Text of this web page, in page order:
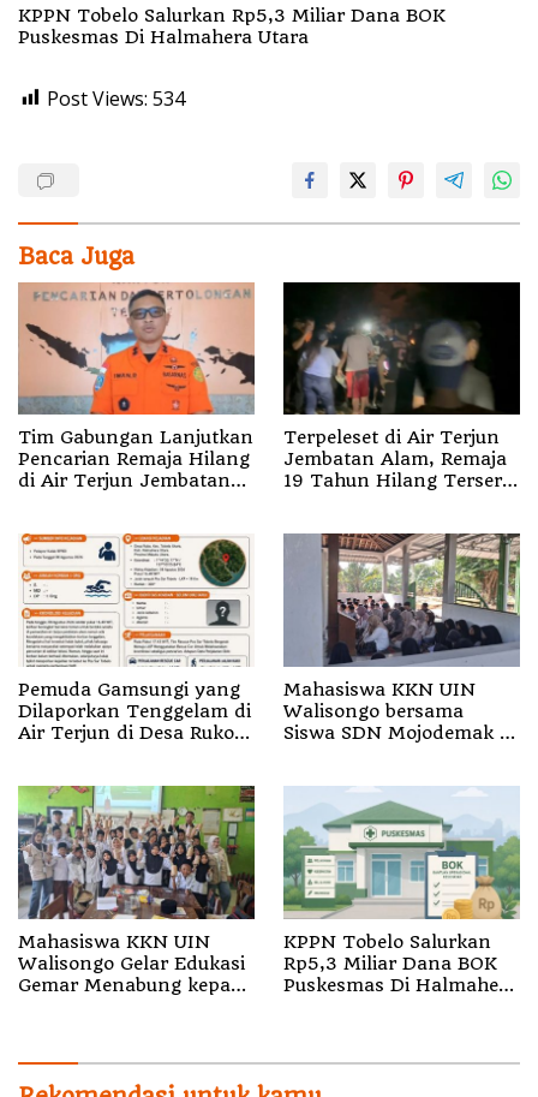
KPPN Tobelo Salurkan Rp5,3 Miliar Dana BOK
Puskesmas Di Halmahera Utara
Post Views: 534
Baca Juga
Tim Gabungan Lanjutkan
Pencarian Remaja Hilang
di Air Terjun Jembatan
Terpeleset di Air Terjun
Jembatan Alam, Remaja
19 Tahun Hilang Terseret
Pemuda Gamsungi yang
Dilaporkan Tenggelam di
Air Terjun di Desa Ruko
Mahasiswa KKN UIN
Walisongo bersama
Siswa SDN Mojodemak 3
Mahasiswa KKN UIN
Walisongo Gelar Edukasi
Gemar Menabung kepada
KPPN Tobelo Salurkan
Rp5,3 Miliar Dana BOK
Puskesmas Di Halmahera